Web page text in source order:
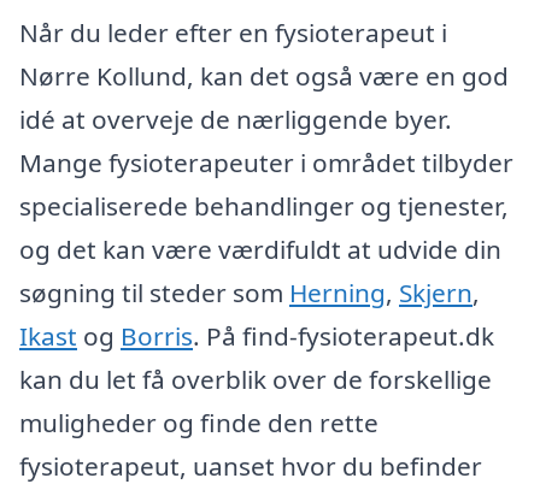
Når du leder efter en fysioterapeut i
Nørre Kollund, kan det også være en god
idé at overveje de nærliggende byer.
Mange fysioterapeuter i området tilbyder
specialiserede behandlinger og tjenester,
og det kan være værdifuldt at udvide din
søgning til steder som Herning, Skjern,
Ikast og Borris. På find-fysioterapeut.dk
kan du let få overblik over de forskellige
muligheder og finde den rette
fysioterapeut, uanset hvor du befinder